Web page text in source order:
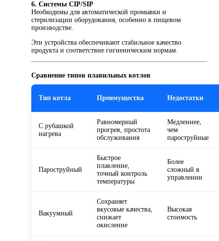
6. Системы CIP/SIP
Необходимы для автоматической промывки и
стерилизации оборудования, особенно в пищевом
производстве.
Эти устройства обеспечивают стабильное качество
продукта и соответствие гигиеническим нормам.
Сравнение типов плавильных котлов
Тип котла Преимущества Недостатки
С рубашкой
нагрева
Равномерный
прогрев, простота
обслуживания
Медленнее,
чем
пароструйные
Пароструйный
Быстрое
плавление,
точный контроль
температуры
Более
сложный в
управлении
Вакуумный
Сохраняет
вкусовые качества,
снижает
окисление
Высокая
стоимость